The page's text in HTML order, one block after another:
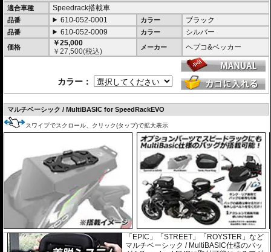
適合車種
Speedrack搭載車
品番 610-052-0001 カラー ブラック
品番 610-052-0009 カラー シルバー
価格
￥25,000
￥27,500(税込) メーカー ヘプコ&ベッカー
カラー：
マルチベーシック / MultiBASIC for SpeedRackEVO
スワイプでスクロール、クリック(タップ)で拡大表示
「EPIC」「STREET」「ROYSTER」など
マルチベーシック / MultiBASIC仕様のバッ